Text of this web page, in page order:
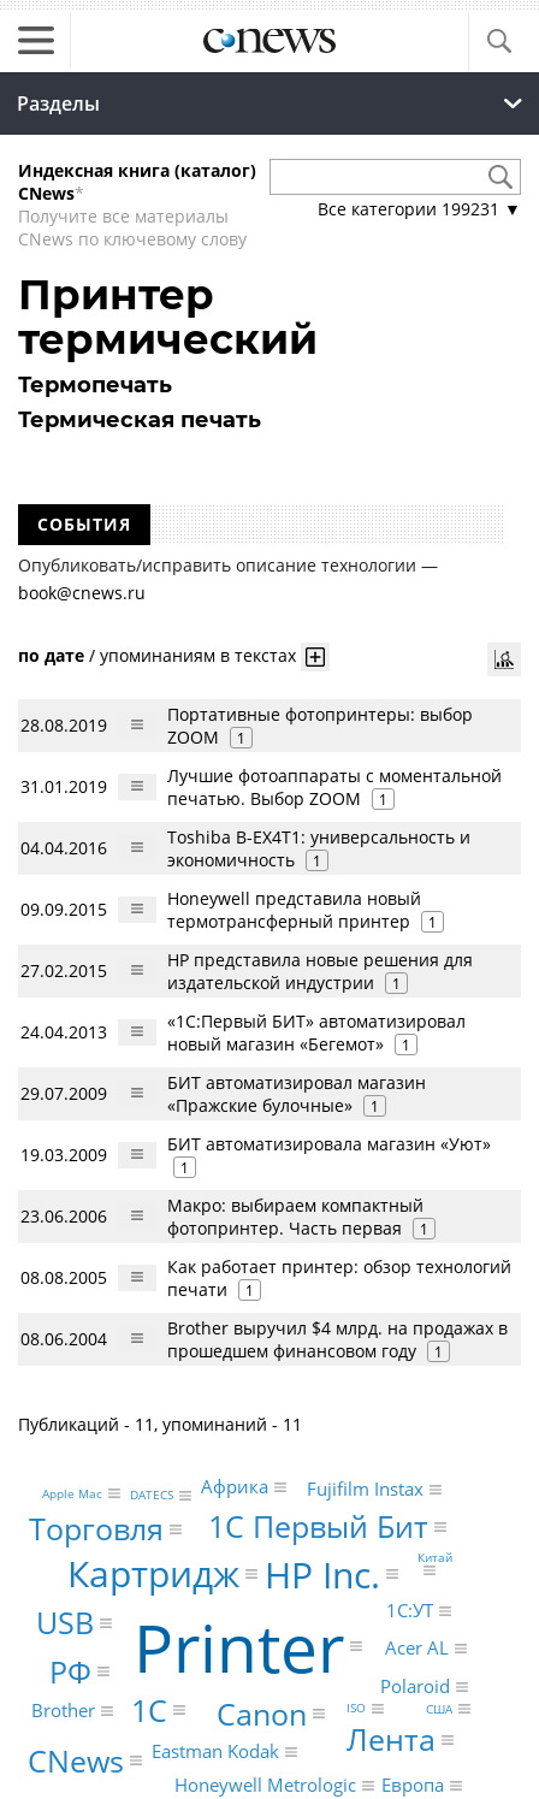
Разделы
Индексная книга (каталог)
CNews*
Получите все материалы
CNews по ключевому слову
Все категории 199231 ▼
Принтер
термический
Термопечать
Термическая печать
СОБЫТИЯ
Опубликовать/исправить описание технологии —
book@cnews.ru
по дате / упоминаниям в текстах
28.08.2019
Портативные фотопринтеры: выбор
ZOOM
1
31.01.2019
Лучшие фотоаппараты с моментальной
печатью. Выбор ZOOM
1
04.04.2016
Toshiba B-EX4T1: универсальность и
экономичность
1
09.09.2015
Honeywell представила новый
термотрансферный принтер
1
27.02.2015
HP представила новые решения для
издательской индустрии
1
24.04.2013
«1С:Первый БИТ» автоматизировал
новый магазин «Бегемот»
1
29.07.2009
БИТ автоматизировал магазин
«Пражские булочные»
1
19.03.2009 БИТ автоматизировала магазин «Уют»
1
23.06.2006
Макро: выбираем компактный
фотопринтер. Часть первая
1
08.08.2005
Как работает принтер: обзор технологий
печати
1
08.06.2004
Brother выручил $4 млрд. на продажах в
прошедшем финансовом году
1
Публикаций - 11, упоминаний - 11
Printer
HP Inc.
Картридж
1С Canon
1С Первый Бит
Лента
Торговля
USB
РФ
CNews
Brother
Eastman Kodak
Polaroid
Acer AL
1С:УТ
Honeywell Metrologic
Fujifilm Instax
Европа
Африка
DATECS
ISO
Apple Mac
Китай
США